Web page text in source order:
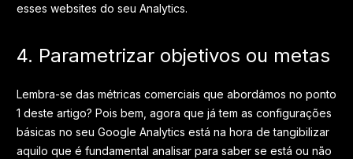
esses websites do seu Analytics.
4. Parametrizar objetivos ou metas
Lembra-se das métricas comerciais que abordámos no ponto
1 deste artigo? Pois bem, agora que já tem as configurações
básicas no seu Google Analytics está na hora de tangibilizar
aquilo que é fundamental analisar para saber se está ou não